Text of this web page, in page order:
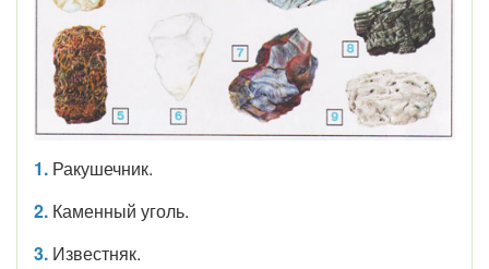
1. Ракушечник.
2. Каменный уголь.
3. Известняк.